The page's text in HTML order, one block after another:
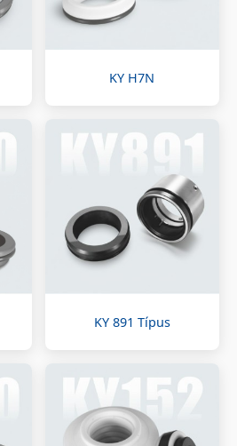
KY H7N
KY 891 Típus